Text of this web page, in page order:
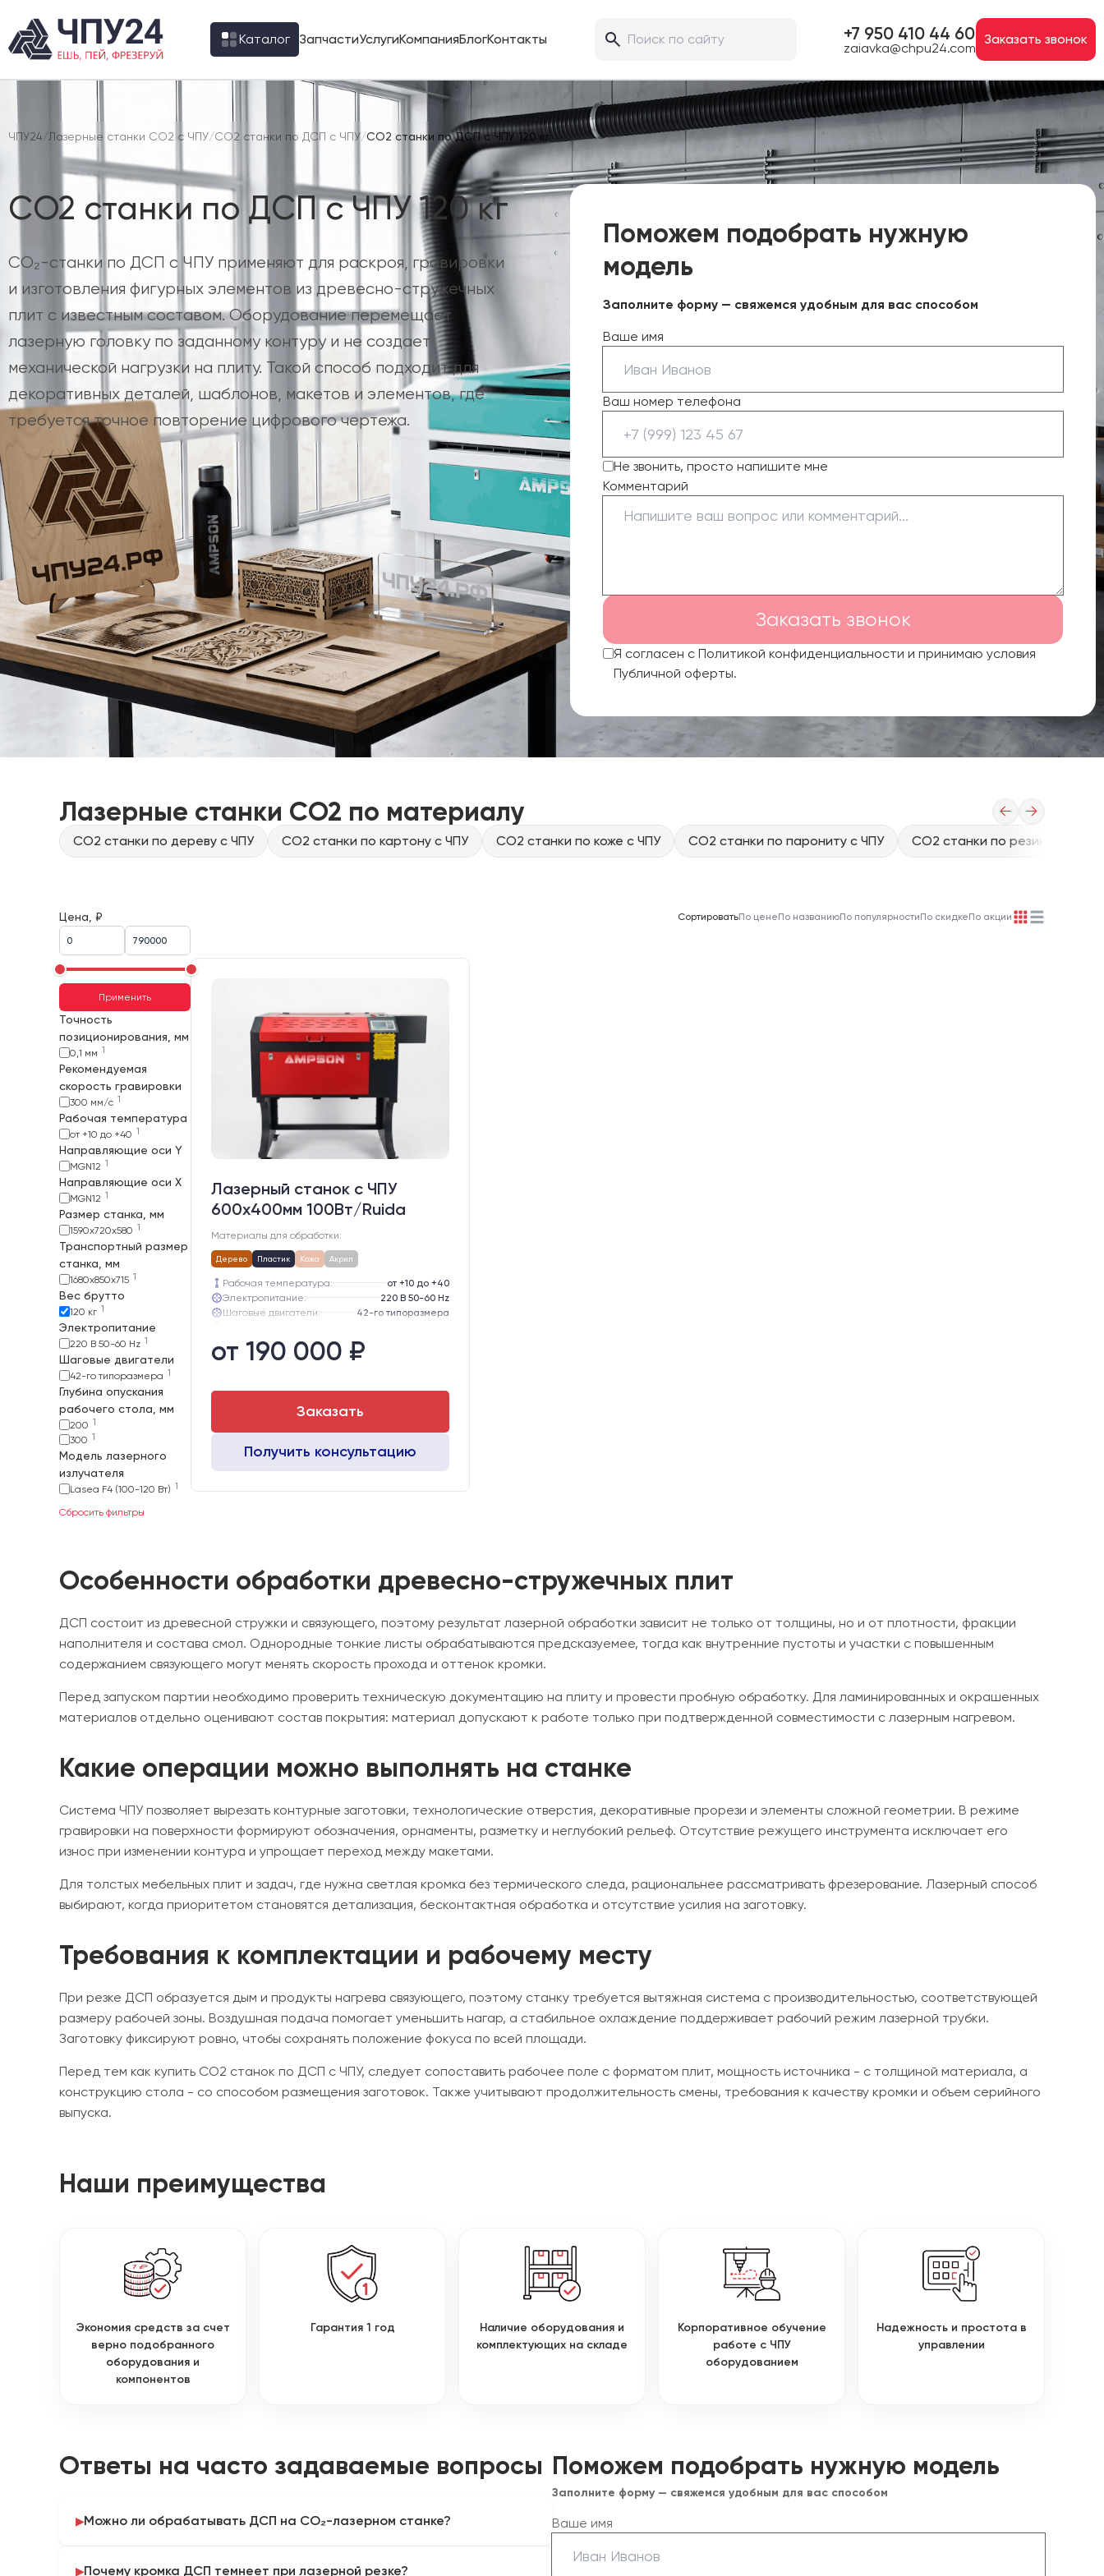
Каталог ЗапчастиУслугиКомпанияБлогКонтакты +7 950 410 44 60
zaiavka@chpu24.com
Заказать звонок
ЧПУ24/Лазерные станки CO2 с ЧПУ/CO2 станки по ДСП с ЧПУ/CO2 станки по ДСП с ЧПУ 120 кг
CO2 станки по ДСП с ЧПУ 120 кг
CO₂-станки по ДСП с ЧПУ применяют для раскроя, гравировки
и изготовления фигурных элементов из древесно-стружечных
плит с известным составом. Оборудование перемещает
лазерную головку по заданному контуру и не создает
механической нагрузки на плиту. Такой способ подходит для
декоративных деталей, шаблонов, макетов и элементов, где
требуется точное повторение цифрового чертежа.
Поможем подобрать нужную
модель
Заполните форму — свяжемся удобным для вас способом
Ваше имя
Ваш номер телефона
Не звонить, просто напишите мне
Комментарий
Заказать звонок
Я согласен с Политикой конфиденциальности и принимаю условия
Публичной оферты.
Лазерные станки CO2 по материалу ← →
CO2 станки по дереву с ЧПУ CO2 станки по картону с ЧПУ CO2 станки по коже с ЧПУ CO2 станки по парониту с ЧПУ CO2 станки по резине с ЧПУ
Цена, ₽
Применить
Точность
позиционирования, мм
0,1 мм 1
Рекомендуемая
скорость гравировки
300 мм/с 1
Рабочая температура
от +10 до +40 1
Направляющие оси Y
MGN12 1
Направляющие оси Х
MGN12 1
Размер станка, мм
1590х720х580 1
Транспортный размер
станка, мм
1680х850х715 1
Вес брутто
120 кг 1
Электропитание
220 В 50-60 Hz 1
Шаговые двигатели
42-го типоразмера 1
Глубина опускания
рабочего стола, мм
200 1
300 1
Модель лазерного
излучателя
Lasea F4 (100-120 Вт) 1
Сбросить фильтры
СортироватьПо ценеПо названиюПо популярностиПо скидкеПо акции
Лазерный станок c ЧПУ
600х400мм 100Вт/Ruida
Материалы для обработки:
Дерево Пластик Кожа Акрил
Рабочая температура:
от +10 до +40
Электропитание:
220 В 50-60 Hz
Шаговые двигатели:
42-го типоразмера
Направляющие оси Y:
Направляющие оси Х:
от 190 000 ₽
Заказать
Получить консультацию
Особенности обработки древесно-стружечных плит
ДСП состоит из древесной стружки и связующего, поэтому результат лазерной обработки зависит не только от толщины, но и от плотности, фракции
наполнителя и состава смол. Однородные тонкие листы обрабатываются предсказуемее, тогда как внутренние пустоты и участки с повышенным
содержанием связующего могут менять скорость прохода и оттенок кромки.
Перед запуском партии необходимо проверить техническую документацию на плиту и провести пробную обработку. Для ламинированных и окрашенных
материалов отдельно оценивают состав покрытия: материал допускают к работе только при подтвержденной совместимости с лазерным нагревом.
Какие операции можно выполнять на станке
Система ЧПУ позволяет вырезать контурные заготовки, технологические отверстия, декоративные прорези и элементы сложной геометрии. В режиме
гравировки на поверхности формируют обозначения, орнаменты, разметку и неглубокий рельеф. Отсутствие режущего инструмента исключает его
износ при изменении контура и упрощает переход между макетами.
Для толстых мебельных плит и задач, где нужна светлая кромка без термического следа, рациональнее рассматривать фрезерование. Лазерный способ
выбирают, когда приоритетом становятся детализация, бесконтактная обработка и отсутствие усилия на заготовку.
Требования к комплектации и рабочему месту
При резке ДСП образуется дым и продукты нагрева связующего, поэтому станку требуется вытяжная система с производительностью, соответствующей
размеру рабочей зоны. Воздушная подача помогает уменьшить нагар, а стабильное охлаждение поддерживает рабочий режим лазерной трубки.
Заготовку фиксируют ровно, чтобы сохранять положение фокуса по всей площади.
Перед тем как купить CO2 станок по ДСП с ЧПУ, следует сопоставить рабочее поле с форматом плит, мощность источника - с толщиной материала, а
конструкцию стола - со способом размещения заготовок. Также учитывают продолжительность смены, требования к качеству кромки и объем серийного
выпуска.
Наши преимущества
Экономия средств за счет
верно подобранного
оборудования и
компонентов
Гарантия 1 год
Наличие оборудования и
комплектующих на складе
Корпоративное обучение
работе с ЧПУ
оборудованием
Надежность и простота в
управлении
Ответы на часто задаваемые вопросы
Можно ли обрабатывать ДСП на CO₂-лазерном станке?
Почему кромка ДСП темнеет при лазерной резке?
Поможем подобрать нужную модель
Заполните форму — свяжемся удобным для вас способом
Ваше имя